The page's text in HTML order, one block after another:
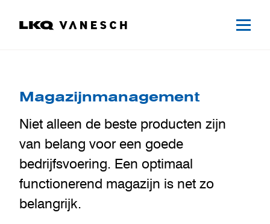
Magazijnmanagement
Niet alleen de beste producten zijn
van belang voor een goede
bedrijfsvoering. Een optimaal
functionerend magazijn is net zo
belangrijk.